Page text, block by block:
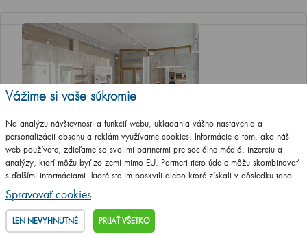
Jediná značková predajňa Dřevojasu v ČR
a SR
Vo Svitavách – 60 km severne od Brna
Otváracia doba
Vážime si vaše súkromie
Na analýzu návštevnosti a funkcií webu, ukladania vášho nastavenia a
personalizácii obsahu a reklám využívame cookies. Informácie o tom, ako náš
web používate, zdieľame so svojimi partnermi pre sociálne médiá, inzerciu a
analýzy, ktorí môžu byť zo zemí mimo EU. Partneri tieto údaje môžu skombinovať
s ďalšími informáciami, ktoré ste im poskytli alebo ktoré získali v dôsledku toho,
že používate ich služby.
Spravovať cookies
LEN NEVYHNUTNÉ PRIJAŤ VŠETKO